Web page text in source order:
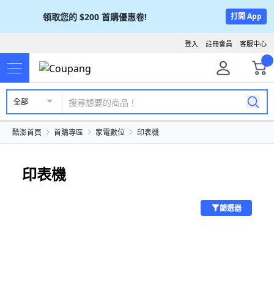
領取您的 $200 首購優惠卷! 打開 App
客服中心
註冊會員
登入
全部
酷澎首頁 首購專區 家電數位 印表機
印表機
篩選器